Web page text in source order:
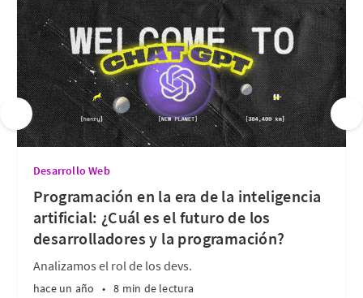
Desarrollo Web
Programación en la era de la inteligencia
artificial: ¿Cuál es el futuro de los
desarrolladores y la programación?
Analizamos el rol de los devs.
hace un año • 8 min de lectura